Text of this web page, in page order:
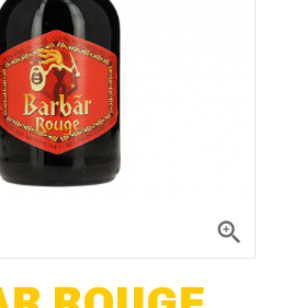
Fûts De Bière
Spiritueux
Boxes
À Composer
